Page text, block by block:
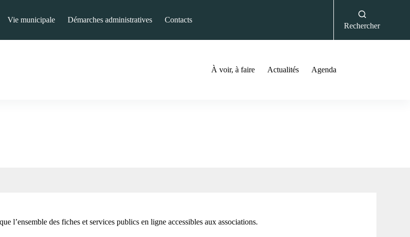
Vie municipale Démarches administratives Contacts
Rechercher
À voir, à faire Actualités Agenda
l’ensemble des fiches et services publics en ligne accessibles aux associations.